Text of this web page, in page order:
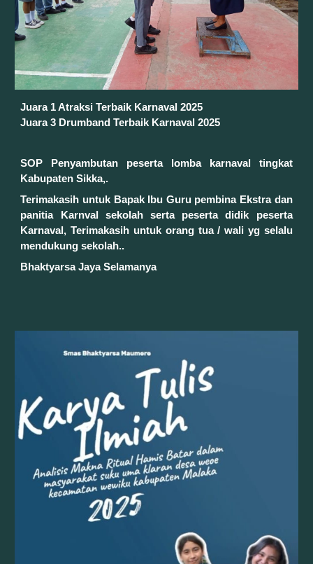
Juara 1 Atraksi Terbaik Karnaval 2025
Juara 3 Drumband Terbaik Karnaval 2025
SOP Penyambutan peserta lomba karnaval tingkat
Kabupaten Sikka,.
Terimakasih untuk Bapak Ibu Guru pembina Ekstra dan
panitia Karnval sekolah serta peserta didik peserta
Karnaval, Terimakasih untuk orang tua / wali yg selalu
mendukung sekolah..
Bhaktyarsa Jaya Selamanya